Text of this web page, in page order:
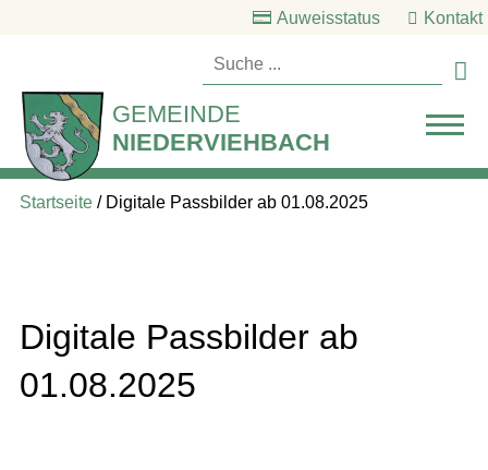
Auweisstatus Kontakt

GEMEINDE
NIEDERVIEHBACH
Startseite/ Digitale Passbilder ab 01.08.2025
Digitale Passbilder ab
01.08.2025